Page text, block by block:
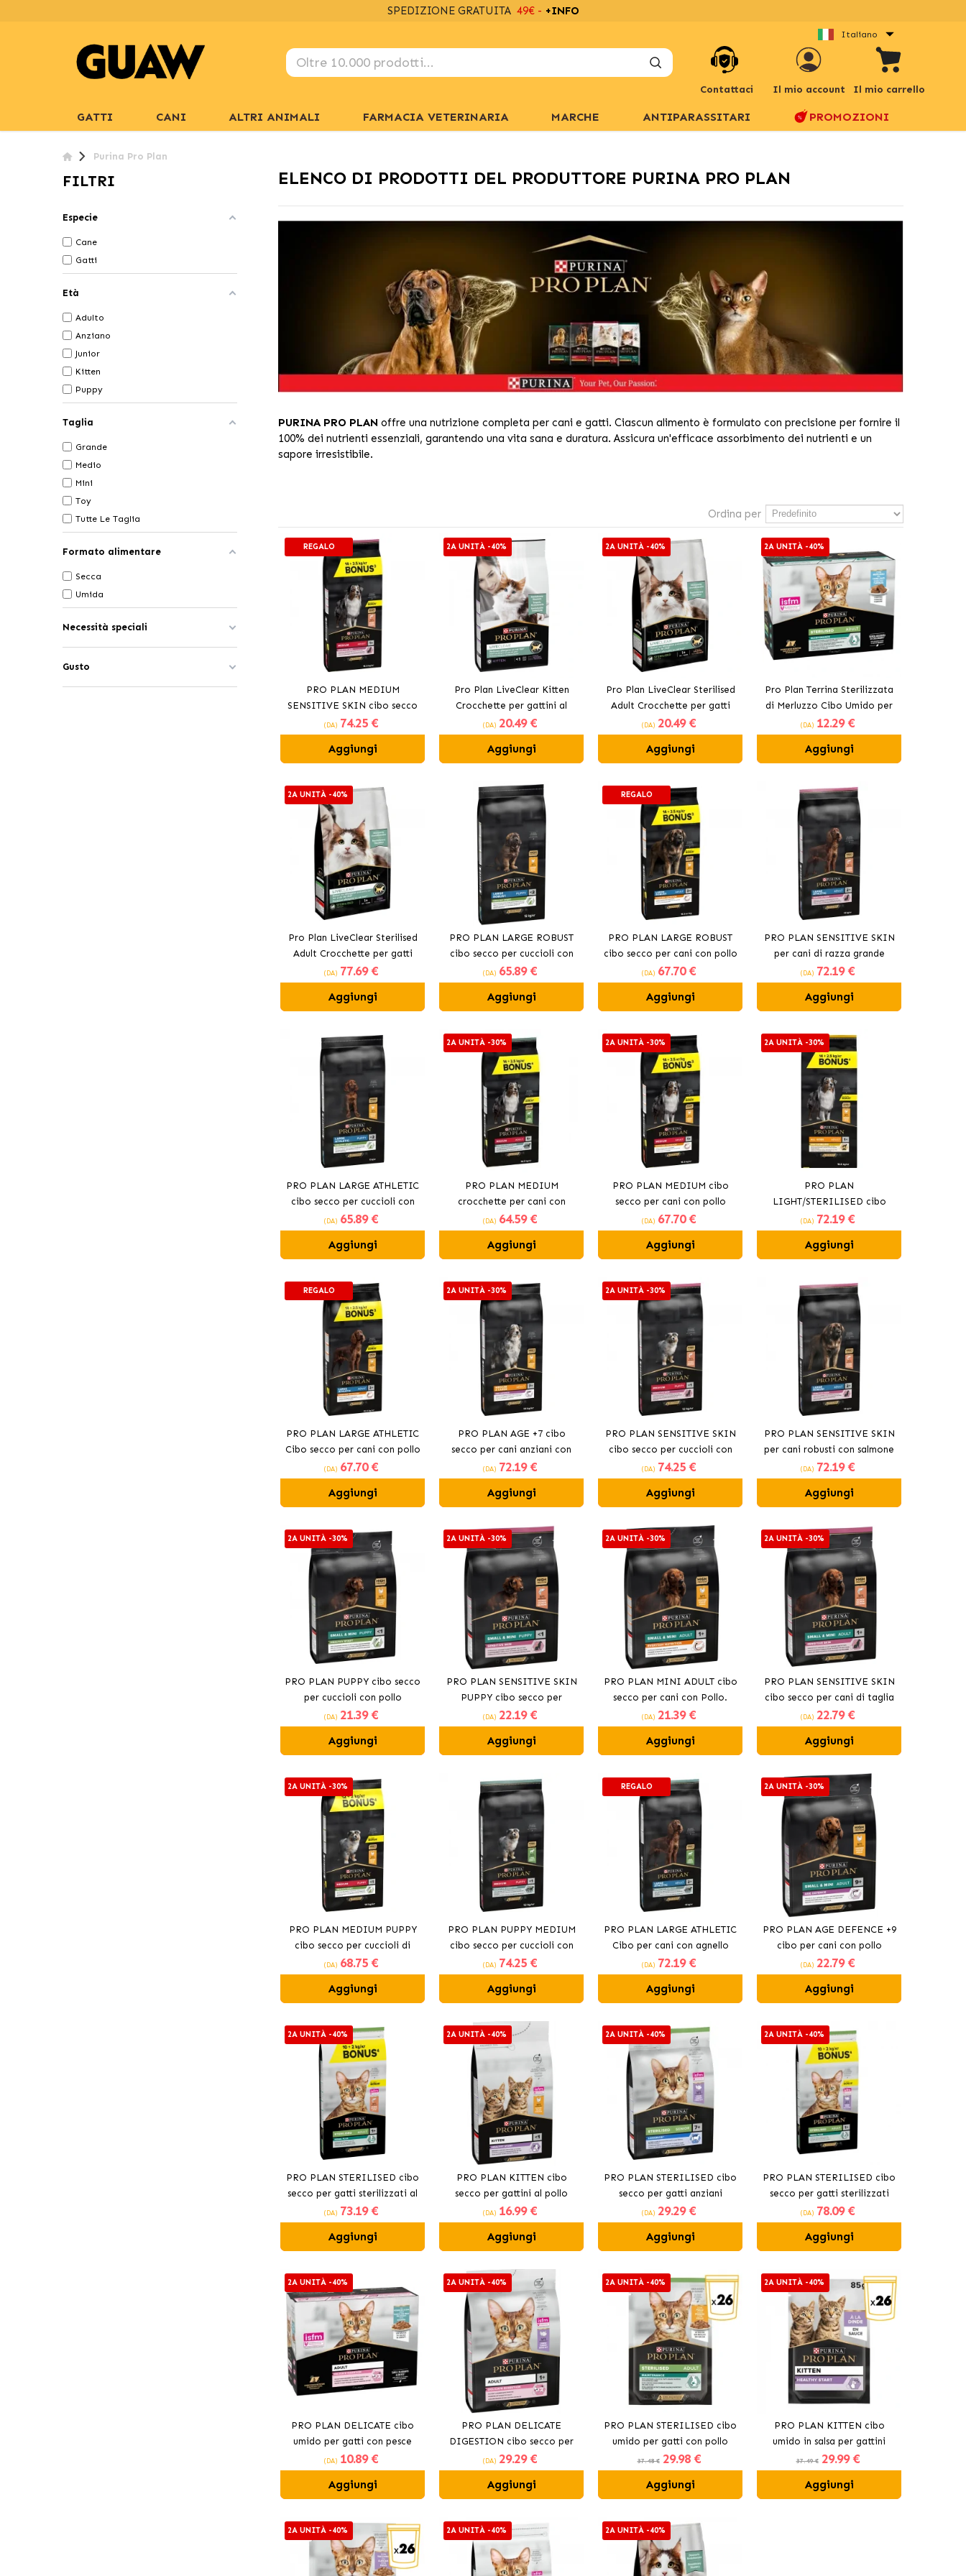
SPEDIZIONE GRATUITA 49€ - +INFO
Italiano
Contattaci Il mio account Il mio carrello
GATTI CANI ALTRI ANIMALI FARMACIA VETERINARIA MARCHE ANTIPARASSITARI PROMOZIONI
Purina Pro Plan
FILTRI
Especie
Cane
Gatti
Età
Adulto
Anziano
Junior
Kitten
Puppy
Taglia
Grande
Medio
Mini
Toy
Tutte Le Taglia
Formato alimentare
Secca
Umida
Necessità speciali
Gusto
ELENCO DI PRODOTTI DEL PRODUTTORE PURINA PRO PLAN
PURINA PRO PLAN offre una nutrizione completa per cani e gatti. Ciascun alimento è formulato con precisione per fornire il
100% dei nutrienti essenziali, garantendo una vita sana e duratura. Assicura un'efficace assorbimento dei nutrienti e un
sapore irresistibile.
Ordina per
REGALO
PRO PLAN MEDIUM
SENSITIVE SKIN cibo secco
per cani con salmone
(DA) 74.25 €
Aggiungi
2A UNITÀ -40%
Pro Plan LiveClear Kitten
Crocchette per gattini al
tacchino
(DA) 20.49 €
Aggiungi
2A UNITÀ -40%
Pro Plan LiveClear Sterilised
Adult Crocchette per gatti
sterilizzati al salmone
(DA) 20.49 €
Aggiungi
2A UNITÀ -40%
Pro Plan Terrina Sterilizzata
di Merluzzo Cibo Umido per
Gatti Sterilizzati
(DA) 12.29 €
Aggiungi
2A UNITÀ -40%
Pro Plan LiveClear Sterilised
Adult Crocchette per gatti
sterilizzati al tacchino
(DA) 77.69 €
Aggiungi
PRO PLAN LARGE ROBUST
cibo secco per cuccioli con
pollo
(DA) 65.89 €
Aggiungi
REGALO
PRO PLAN LARGE ROBUST
cibo secco per cani con pollo
(DA) 67.70 €
Aggiungi
PRO PLAN SENSITIVE SKIN
per cani di razza grande
(DA) 72.19 €
Aggiungi
PRO PLAN LARGE ATHLETIC
cibo secco per cuccioli con
pollo
(DA) 65.89 €
Aggiungi
2A UNITÀ -30%
PRO PLAN MEDIUM
crocchette per cani con
agnello
(DA) 64.59 €
Aggiungi
2A UNITÀ -30%
PRO PLAN MEDIUM cibo
secco per cani con pollo
(DA) 67.70 €
Aggiungi
2A UNITÀ -30%
PRO PLAN
LIGHT/STERILISED cibo
secco per cani con pollo
(DA) 72.19 €
Aggiungi
REGALO
PRO PLAN LARGE ATHLETIC
Cibo secco per cani con pollo
(DA) 67.70 €
Aggiungi
2A UNITÀ -30%
PRO PLAN AGE +7 cibo
secco per cani anziani con
pollo
(DA) 72.19 €
Aggiungi
2A UNITÀ -30%
PRO PLAN SENSITIVE SKIN
cibo secco per cuccioli con
salmone.
(DA) 74.25 €
Aggiungi
PRO PLAN SENSITIVE SKIN
per cani robusti con salmone
(DA) 72.19 €
Aggiungi
2A UNITÀ -30%
PRO PLAN PUPPY cibo secco
per cuccioli con pollo
(DA) 21.39 €
Aggiungi
2A UNITÀ -30%
PRO PLAN SENSITIVE SKIN
PUPPY cibo secco per
cuccioli a base di salmone
(DA) 22.19 €
Aggiungi
2A UNITÀ -30%
PRO PLAN MINI ADULT cibo
secco per cani con Pollo.
(DA) 21.39 €
Aggiungi
2A UNITÀ -30%
PRO PLAN SENSITIVE SKIN
cibo secco per cani di taglia
mini con salmone
(DA) 22.79 €
Aggiungi
2A UNITÀ -30%
PRO PLAN MEDIUM PUPPY
cibo secco per cuccioli di
taglia media con pollo.
(DA) 68.75 €
Aggiungi
PRO PLAN PUPPY MEDIUM
cibo secco per cuccioli con
Agnello
(DA) 74.25 €
Aggiungi
REGALO
PRO PLAN LARGE ATHLETIC
Cibo per cani con agnello
(DA) 72.19 €
Aggiungi
2A UNITÀ -30%
PRO PLAN AGE DEFENCE +9
cibo per cani con pollo
(DA) 22.79 €
Aggiungi
2A UNITÀ -40%
PRO PLAN STERILISED cibo
secco per gatti sterilizzati al
salmone
(DA) 73.19 €
Aggiungi
2A UNITÀ -40%
PRO PLAN KITTEN cibo
secco per gattini al pollo
(DA) 16.99 €
Aggiungi
2A UNITÀ -40%
PRO PLAN STERILISED cibo
secco per gatti anziani
sterilizzati
(DA) 29.29 €
Aggiungi
2A UNITÀ -40%
PRO PLAN STERILISED cibo
secco per gatti sterilizzati
con tacchino
(DA) 78.09 €
Aggiungi
2A UNITÀ -40%
PRO PLAN DELICATE cibo
umido per gatti con pesce
(DA) 10.89 €
Aggiungi
2A UNITÀ -40%
PRO PLAN DELICATE
DIGESTION cibo secco per
gatti con tacchino
(DA) 29.29 €
Aggiungi
2A UNITÀ -40%
PRO PLAN STERILISED cibo
umido per gatti con pollo
37.48 € 29.98 €
Aggiungi
2A UNITÀ -40%
PRO PLAN KITTEN cibo
umido in salsa per gattini
37.49 € 29.99 €
Aggiungi
2A UNITÀ -40% 2A UNITÀ -40% 2A UNITÀ -40%